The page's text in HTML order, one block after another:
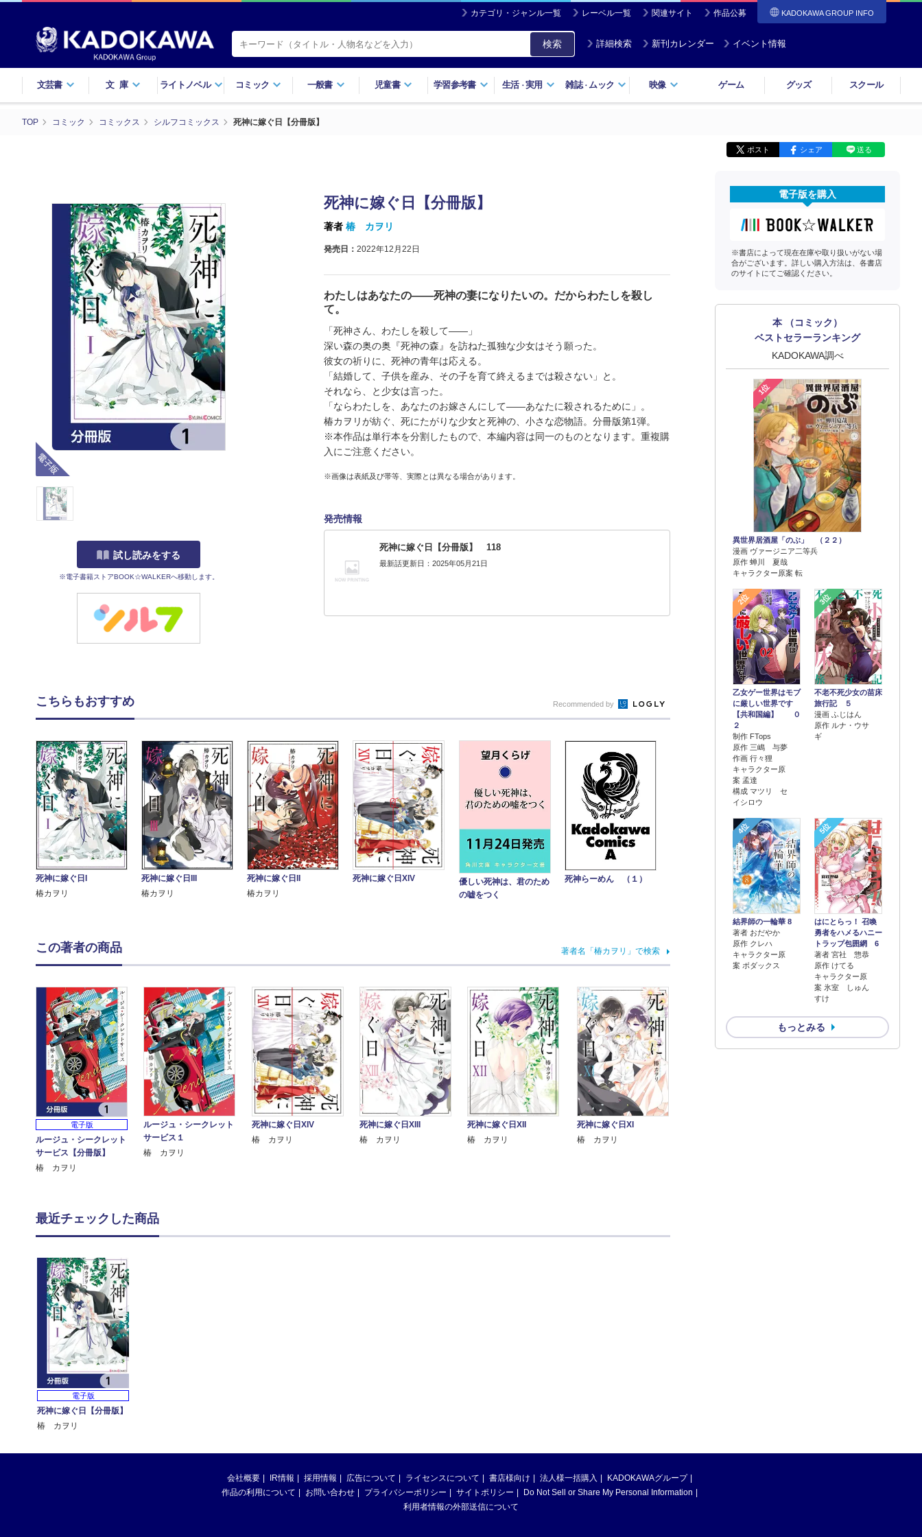
カテゴリ・ジャンル一覧 レーベル一覧 関連サイト 作品公募 KADOKAWA GROUP INFO
検索 詳細検索 新刊カレンダー イベント情報
文芸書 文庫 ライトノベル コミック 一般書 児童書 学習参考書 生活・実用 雑誌・ ムック 映像 ゲーム グッズ スクール
TOP コミック コミックス シルフコミックス 死神に嫁ぐ日【分冊版】
ポスト シェア 送る
電子版
試し読みをする
※電子書籍ストアBOOK☆WALKERへ移動します。
死神に嫁ぐ日【分冊版】
著者 椿 カヲリ
発売日： 2022年12月22日
わたしはあなたの――死神の妻になりたいの。だからわたしを殺し
て。
「死神さん、わたしを殺して――」
深い森の奥の奥『死神の森』を訪ねた孤独な少女はそう願った。
彼女の祈りに、死神の青年は応える。
「結婚して、子供を産み、その子を育て終えるまでは殺さない」と。
それなら、と少女は言った。
「ならわたしを、あなたのお嫁さんにして――あなたに殺されるために」。
椿カヲリが紡ぐ、死にたがりな少女と死神の、小さな恋物語。分冊版第1弾。
※本作品は単行本を分割したもので、本編内容は同一のものとなります。重複購
入にご注意ください。
※画像は表紙及び帯等、実際とは異なる場合があります。
発売情報
死神に嫁ぐ日【分冊版】 118
最新話更新日：2025年05月21日
電子版を購入
※書店によって現在在庫や取り扱いがない場
合がございます。詳しい購入方法は、各書店
のサイトにてご確認ください。
本 （コミック）
ベストセラーランキング
KADOKAWA調べ
1位
異世界居酒屋「のぶ」 （２２）
漫画 ヴァージニア二等兵
原作 蝉川 夏哉
キャラクター原案 転
2位
乙女ゲー世界はモブ
に厳しい世界です
【共和国編】 ０
２
制作 FTops
原作 三嶋 与夢
作画 行々狸
キャラクター原
案 孟達
構成 マツリ セ
イシロウ
3位
不老不死少女の苗床
旅行記 ５
漫画 ふじはん
原作 ルナ・ウサ
ギ
4位
結界師の一輪華 8
著者 おだやか
原作 クレハ
キャラクター原
案 ボダックス
5位
はにとらっ！ 召喚
勇者をハメるハニー
トラップ包囲網 6
著者 宮社 惣恭
原作 けてる
キャラクター原
案 氷室 しゅん
すけ
もっとみる
こちらもおすすめ Recommended by
死神に嫁ぐ日I
椿カヲリ
死神に嫁ぐ日III
椿カヲリ
死神に嫁ぐ日II
椿カヲリ
死神に嫁ぐ日XIV
優しい死神は、君のため
の嘘をつく
死神らーめん （１）
この著者の商品 著者名「椿カヲリ」で検索
電子版
ルージュ・シークレット
サービス【分冊版】
椿 カヲリ
ルージュ・シークレット
サービス１
椿 カヲリ
死神に嫁ぐ日XIV
椿 カヲリ
死神に嫁ぐ日XIII
椿 カヲリ
死神に嫁ぐ日XII
椿 カヲリ
死神に嫁ぐ日XI
椿 カヲリ
最近チェックした商品
電子版
死神に嫁ぐ日【分冊版】
椿 カヲリ
会社概要 IR情報 採用情報 広告について ライセンスについて 書店様向け 法人様一括購入
KADOKAWAグループ
作品の利用について
お問い合わせ プライバシーポリシー サイトポリシー
Do Not Sell or Share My Personal Information
利用者情報の外部送信について